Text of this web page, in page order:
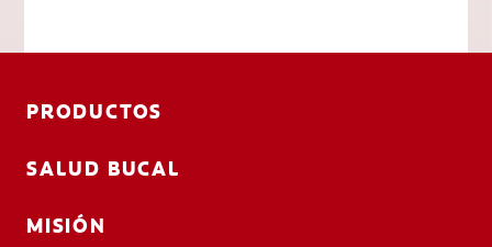
PRODUCTOS
SALUD BUCAL
MISIÓN